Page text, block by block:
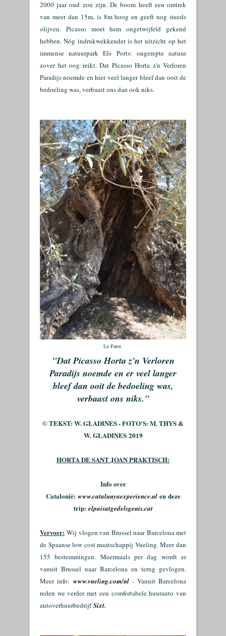
2000 jaar oud zou zijn. De boom heeft een omtrek
van meer dan 15m, is 8m hoog en geeft nog steeds
olijven. Picasso moet hem ongetwijfeld gekend
hebben. Nóg indrukwekkender is het uitzicht op het
immense natuurpark Els Ports: ongerepte natuur
zover het oog reikt. Dat Picasso Horta z'n Verloren
Paradijs noemde en hier veel langer bleef dan ooit de
bedoeling was, verbaast ons dan ook niks.
Lo Parot.
"Dat Picasso Horta z'n Verloren
Paradijs noemde en er veel langer
bleef dan ooit de bedoeling was,
verbaast ons niks."
© TEKST: W. GLADINES - FOTO'S: M. THYS &
W. GLADINES2019
HORTA DE SANT JOAN PRAKTISCH:
Info over
Catalonië: www.catalunyaexperience.nl endeze
trip: elpaisatgedelsgenis.cat
Vervoer: Wij vlogen van Brussel naar Barcelona met
de Spaanse low cost maatschappij Vueling. Meer dan
155 bestemmingen. Meermaals per dag wordt er
vanuit Brussel naar Barcelona en terug gevlogen.
Meer info: www.vueling.com/nl- Vanuit Barcelona
reden we verder met een comfortabele huurauto van
autoverhuurbedrijfSixt.